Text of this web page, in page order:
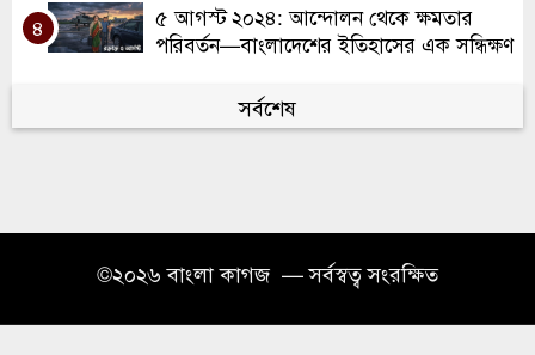
৪
৫ আগস্ট ২০২৪: আন্দোলন থেকে ক্ষমতার
পরিবর্তন—বাংলাদেশের ইতিহাসের এক সন্ধিক্ষণ
হবিগঞ্জে জুলাই গণঅভ্যুত্থান উপলক্ষে শিশুদের
চিত্র প্রদর্শনী
সাংগঠনিক কর্মশালা অনুষ্ঠিত
মাথিউরা ইউনিয়ন উন্নয়ন সংস্থা স্পেনের
সর্বশেষ
©২০২৬ বাংলা কাগজ — সর্বস্বত্ব সংরক্ষিত